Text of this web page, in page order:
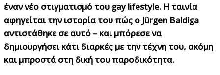
έναν νέο στιγματισμό του gay lifestyle. Η ταινία
αφηγείται την ιστορία του πώς ο Jürgen Baldiga
αντιστάθηκε σε αυτό – και μπόρεσε να
δημιουργήσει κάτι διαρκές με την τέχνη του, ακόμη
και μπροστά στη δική του παροδικότητα.